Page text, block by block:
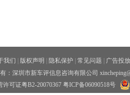
我们 版权声明 隐私保护 常见问题
广告投放
：深圳市新车评信息咨询有限公司
可证粤B2-20070367 粤ICP备06090518号